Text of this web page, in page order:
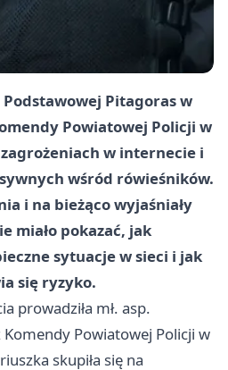
Podstawowej Pitagoras w
Powiatowej Policji w
w internecie i
wśród rówieśników.
i na bieżąco wyjaśniały
miało pokazać, jak
sytuacje w sieci i jak
się ryzyko.
prowadziła mł. asp.
Powiatowej Policji w
skupiła się na